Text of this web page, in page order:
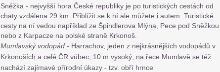
Sněžka - nejvyšší hora České republiky je po turistických cestách od
chaty vzdálena 29 km. Přiblížit se k ní ale můžete i autem. Turistické
cesty na ní vedou například ze Špindlerova Mlýna, Pece pod Sněžkou
nebo z Karpacze na polské straně Krkonoš.
Mumlavský vodopád - Harrachov, jeden z nejkrásnějších vodopádů v
Krkonoších a celé ČR vůbec, 10 m vysoký, na řece Mumlavě se též
nachází zajímavé přírodní úkazy - tzv. obří hrnce